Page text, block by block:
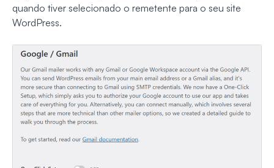
quando tiver selecionado o remetente para o seu site
WordPress.